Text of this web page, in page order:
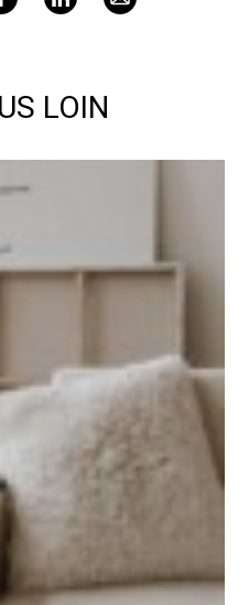
LOIN
son espace de vie ?